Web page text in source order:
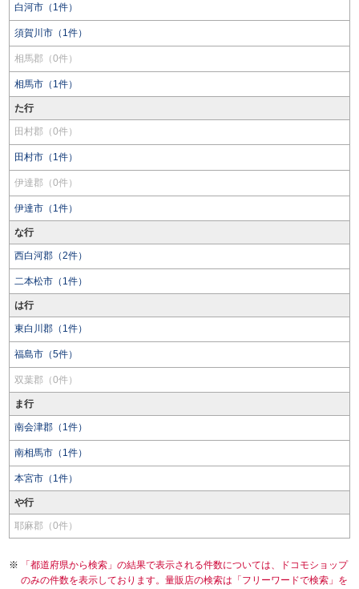
白河市（1件）
須賀川市（1件）
相馬郡（0件）
相馬市（1件）
た行
田村郡（0件）
田村市（1件）
伊達郡（0件）
伊達市（1件）
な行
西白河郡（2件）
二本松市（1件）
は行
東白川郡（1件）
福島市（5件）
双葉郡（0件）
ま行
南会津郡（1件）
南相馬市（1件）
本宮市（1件）
や行
耶麻郡（0件）
「都道府県から検索」の結果で表示される件数については、ドコモショップ
のみの件数を表示しております。量販店の検索は「フリーワードで検索」を